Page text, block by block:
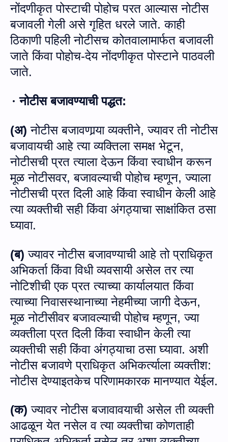
नोंदणीकृत पोस्टाची पोहोच परत आल्यास नोटीस
बजावली गेली असे गृहित धरले जाते. काही
ठिकाणी पहिली नोटीसच कोतवालामार्फत बजावली
जाते किंवा पोहोच-देय नोंदणीकृत पोस्टाने पाठवली
जाते.
· नोटीस बजावण्याची पद्धत:
(अ) नोटीस बजावणार्‍या व्यक्तीने, ज्‍यावर ती नोटीस
बजावायची आहे त्‍या व्यक्तिला समक्ष भेटून,
नोटीसची प्रत त्‍याला देऊन किंवा स्वाधीन करून
मूळ नोटीसवर, बजावल्‍याची पोहोच म्हणून, ज्‍याला
नोटीसची प्रत दिली आहे किंवा स्वाधीन केली आहे
त्‍या व्यक्तीची सही किंवा अंगठ्याचा साक्षांकित ठसा
घ्यावा.
(ब) ज्‍यावर नोटीस बजावण्याची आहे तो प्राधिकृत
अभिकर्ता किंवा विधी व्यवसायी असेल तर त्या
नोटिशीची एक प्रत त्याच्या कार्यालयात किंवा
त्याच्या निवासस्थानाच्या नेहमीच्या जागी देऊन,
मूळ नोटीसीवर बजावल्‍याची पोहोच म्हणून, ज्या
व्यक्तीला प्रत दिली किंवा स्वाधीन केली त्या
व्यक्तीची सही किंवा अंगठ्याचा ठसा घ्यावा. अशी
नोटीस बजावणे प्राधिकृत अभिकर्त्याला व्यक्तीश:
नोटीस देण्याइतकेच परिणामकारक मानण्यात येईल.
(क) ज्यावर नोटीस बजावावयाची असेल ती व्यक्ती
आढळून येत नसेल व त्या व्यक्तीचा कोणताही